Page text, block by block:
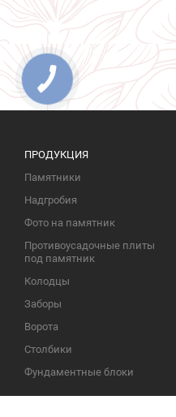
ПРОДУКЦИЯ
Памятники
Надгробия
Фото на памятник
Противоусадочные плиты
под памятник
Колодцы
Заборы
Ворота
Столбики
Фундаментные блоки